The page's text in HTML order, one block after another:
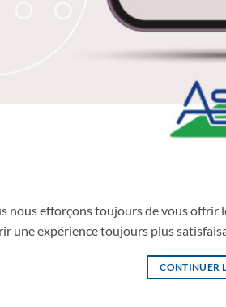
nous efforçons toujours de vous
une expérience toujours plus
CONTINUER